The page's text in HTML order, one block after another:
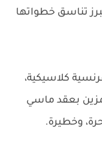
تناسق خطواتها
كلاسيكية،
بعقد ماسي
وخطيرة.